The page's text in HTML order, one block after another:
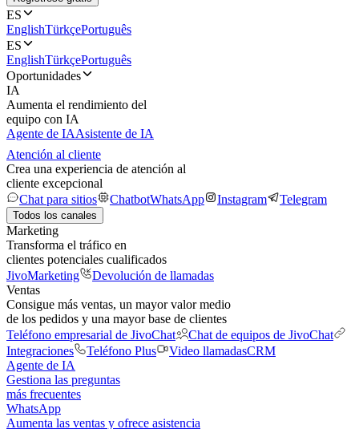
ES
EnglishTürkçePortuguês
ES
EnglishTürkçePortuguês
Oportunidades
IA
Aumenta el rendimiento del
equipo con IA
Agente de IAAsistente de IA
Atención al cliente
Crea una experiencia de atención al
cliente excepcional
Chat para sitios
ChatbotWhatsApp Instagram Telegram
Todos los canales
Marketing
Transforma el tráfico en
clientes potenciales cualificados
JivoMarketing
Devolución de llamadas
Ventas
Consigue más ventas, un mayor valor medio
de los pedidos y una mayor base de clientes
Teléfono empresarial de JivoChat
Chat de equipos de JivoChat
Integraciones
Teléfono Plus Video llamadasCRM
Agente de IA
Gestiona las preguntas
más frecuentes
WhatsApp
Aumenta las ventas y ofrece asistencia